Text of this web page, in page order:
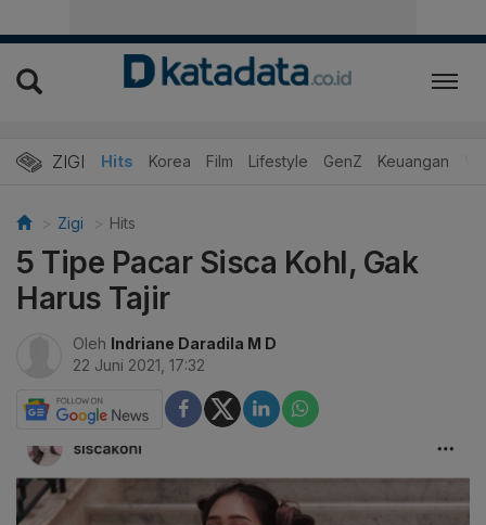
ZIGI Hits Korea Film Lifestyle GenZ Keuangan
Zigi Hits
5 Tipe Pacar Sisca Kohl, Gak
Harus Tajir
Oleh Indriane Daradila M D
22 Juni 2021, 17:32